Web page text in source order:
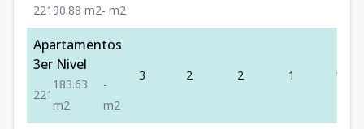
221 90.88 m2- m2
Apartamentos
3er Nivel
221
183.63
m2
-
m2
3 2 2 1